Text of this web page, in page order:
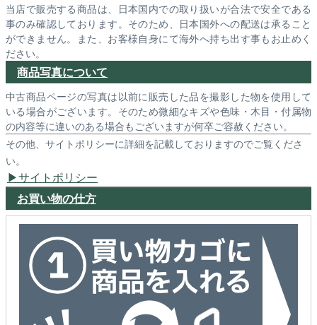
当店で販売する商品は、日本国内での取り扱いが合法で安全である
事のみ確認しております。そのため、日本国外への配送は承ること
ができません。また、お客様自身にて海外へ持ち出す事もお止めく
ださい。
商品写真について
中古商品ページの写真は以前に販売した品を撮影した物を使用して
いる場合がございます。そのため微細なキズや色味・木目・付属物
の内容等に違いのある場合もございますが何卒ご容赦ください。
その他、サイトポリシーに詳細を記載しておりますのでご覧くださ
い。
サイトポリシー
お買い物の仕方